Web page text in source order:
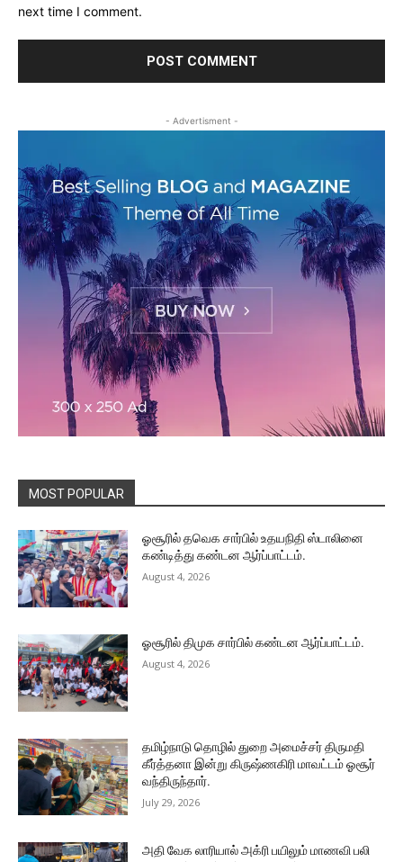
next time I comment.
- Advertisment -
MOST POPULAR
ஓசூரில் தவெக சார்பில் உதயநிதி ஸ்டாலினை
கண்டித்து கண்டன ஆர்ப்பாட்டம்.
August 4, 2026
ஓசூரில் திமுக சார்பில் கண்டன ஆர்ப்பாட்டம்.
August 4, 2026
தமிழ்நாடு தொழில் துறை அமைச்சர் திருமதி
கீர்த்தனா இன்று கிருஷ்ணகிரி மாவட்டம் ஓசூர்
வந்திருந்தார்.
July 29, 2026
அதி வேக லாரியால் அக்ரி பயிலும் மாணவி பலி